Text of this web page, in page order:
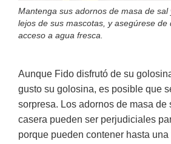
Mantenga sus adornos de masa de sal
lejos de sus mascotas, y asegúrese de
acceso a agua fresca.
Aunque Fido disfrutó de su
gusto su golosina, es posible que
sorpresa. Los adornos de masa de
casera pueden ser perjudiciales
porque pueden contener hasta